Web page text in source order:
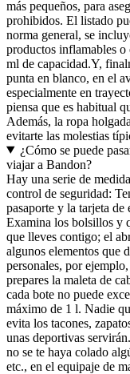
más pequeños, para
prohibidos. El listado
norma general, se
productos inflamables o
ml de capacidad.Y,
punta en blanco, en el
especialmente en
piensa que es habitual
Además, la ropa
evitarte las molestias
¿Cómo se puede
viajar a Bandon?
Hay una serie de
control de seguridad:
pasaporte y la tarjeta
Examina los bolsillos y
que lleves contigo; el
algunos elementos que
personales, por
prepares la maleta de
cada bote no puede
máximo de 1 l. Nadie
evita los tacones,
unas deportivas
no se te haya colado
etc., en el equipaje de